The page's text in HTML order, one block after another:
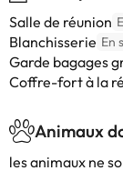
Salle de réunion
Blanchisserie En
Garde bagages
Coffre-fort à la
Animaux
les animaux ne